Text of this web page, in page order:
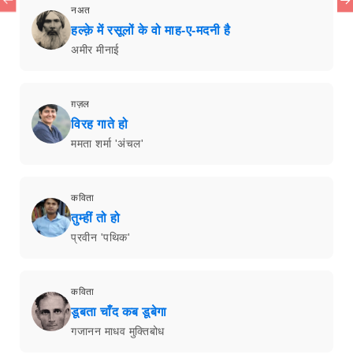
नअत
हल्क़े में रसूलों के वो माह-ए-मदनी है
अमीर मीनाई
ग़ज़ल
विरह गाते हो
ममता शर्मा 'अंचल'
कविता
तुम्हीं तो हो
प्रवीन 'पथिक'
कविता
डूबता चाँद कब डूबेगा
गजानन माधव मुक्तिबोध